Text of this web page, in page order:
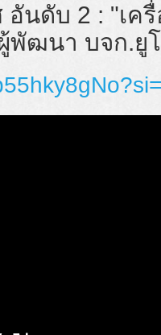
อันดับ 2 : "เค
พัฒนา บจก.ยู